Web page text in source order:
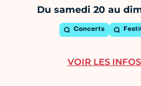
Du samedi 20 au
Concerts
VOIR LES